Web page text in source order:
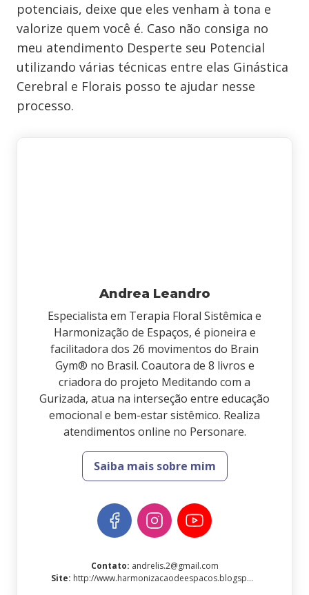
potenciais, deixe que eles venham à tona e
valorize quem você é. Caso não consiga no
meu atendimento Desperte seu Potencial
utilizando várias técnicas entre elas Ginástica
Cerebral e Florais posso te ajudar nesse
processo.
Andrea Leandro
Especialista em Terapia Floral Sistêmica e
Harmonização de Espaços, é pioneira e
facilitadora dos 26 movimentos do Brain
Gym® no Brasil. Coautora de 8 livros e
criadora do projeto Meditando com a
Gurizada, atua na interseção entre educação
emocional e bem-estar sistêmico. Realiza
atendimentos online no Personare.
Saiba mais sobre mim
Contato: andrelis.2@gmail.com
Site: http://www.harmonizacaodeespacos.blogspot.com.br